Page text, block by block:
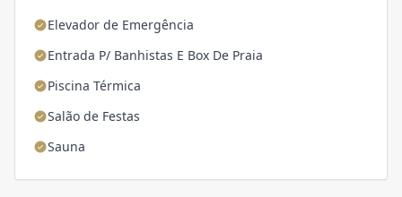
Elevador de Emergência
Entrada P/ Banhistas E Box De Praia
Piscina Térmica
Salão de Festas
Sauna